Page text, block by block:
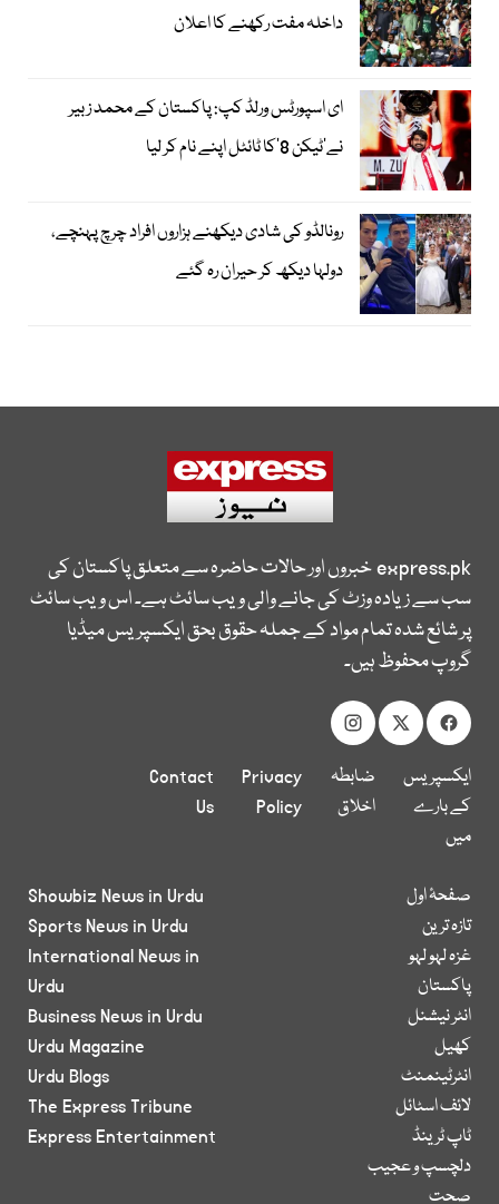
داخلہ مفت رکھنے کا اعلان
ای اسپورٹس ورلڈ کپ: پاکستان کے محمد زبیر
نے’ٹیکن 8‘کا ٹائٹل اپنے نام کر لیا
رونالڈو کی شادی دیکھنے ہزاروں افراد چرچ پہنچے،
دولہا دیکھ کر حیران رہ گئے
express.pkخبروں اور حالات حاضرہ سے متعلق پاکستان کی
سب سے زیادہ وزٹ کی جانے والی ویب سائٹ ہے۔ اس ویب سائٹ
پر شائع شدہ تمام مواد کے جملہ حقوق بحق ایکسپریس میڈیا
گروپ محفوظ ہیں۔
ایکسپریس
کے بارے
میں
ضابطہ
اخلاق
Privacy
Policy
Contact
Us
صفحۂ اول
تازہ ترین
غزہ لہو لہو
پاکستان
انٹر نیشنل
کھیل
انٹرٹینمنٹ
لائف اسٹائل
ٹاپ ٹرینڈ
دلچسپ و عجیب
صحت
Showbiz News in Urdu
Sports News in Urdu
International News in
Urdu
Business News in Urdu
Urdu Magazine
Urdu Blogs
The Express Tribune
Express Entertainment